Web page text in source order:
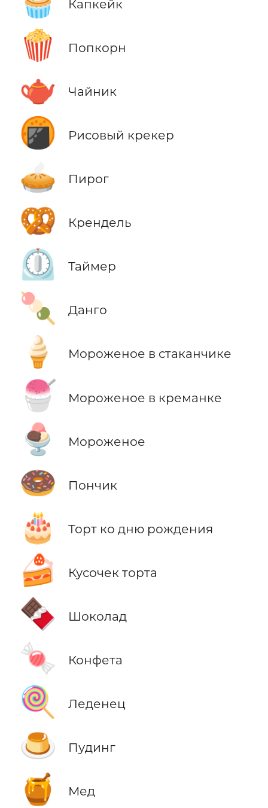
Капкейк
🍿 Попкорн
🫖 Чайник
🍘 Рисовый крекер
🥧 Пирог
🥨 Крендель
⏲️ Таймер
🍡 Данго
🍦 Мороженое в стаканчике
🍧 Мороженое в креманке
🍨 Мороженое
🍩 Пончик
🎂 Торт ко дню рождения
🍰 Кусочек торта
🍫 Шоколад
🍬 Конфета
🍭 Леденец
🍮 Пудинг
🍯 Мед